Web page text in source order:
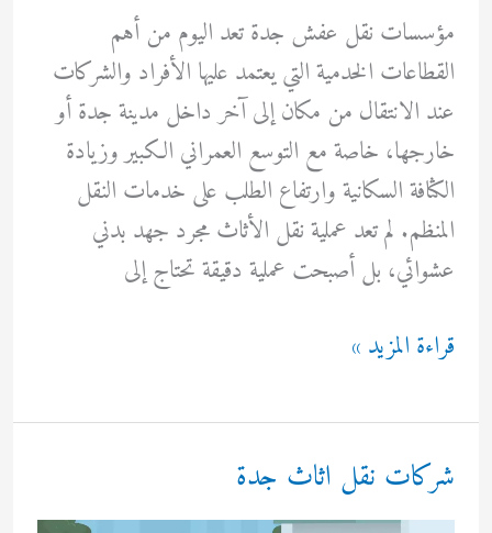
مؤسسات نقل عفش جدة تعد اليوم من أهم
القطاعات الخدمية التي يعتمد عليها الأفراد والشركات
عند الانتقال من مكان إلى آخر داخل مدينة جدة أو
خارجها، خاصة مع التوسع العمراني الكبير وزيادة
الكثافة السكانية وارتفاع الطلب على خدمات النقل
المنظم. لم تعد عملية نقل الأثاث مجرد جهد بدني
عشوائي، بل أصبحت عملية دقيقة تحتاج إلى
مؤسسات
عفش
جدة
قراءة المزيد »
شركات نقل اثاث جدة